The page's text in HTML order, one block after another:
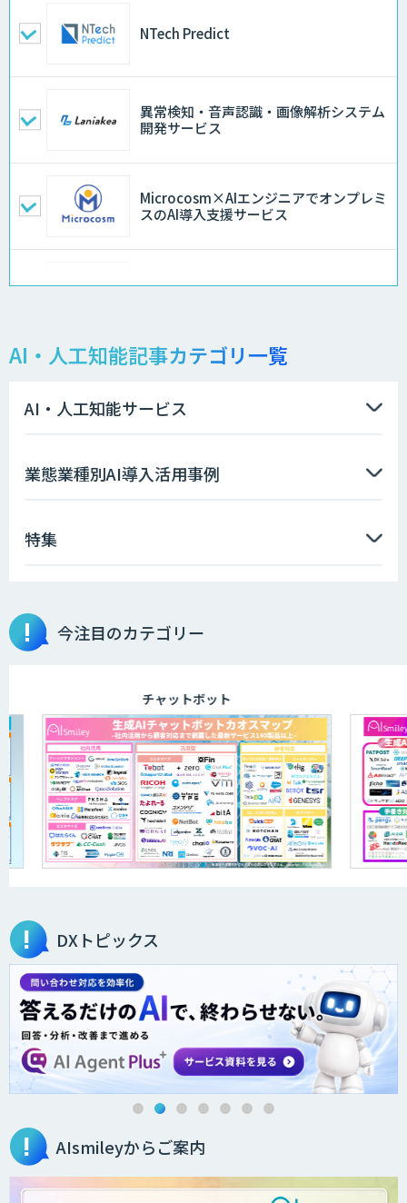
NTech Predict
異常検知・音声認識・画像解析システム
開発サービス
Microcosm×AIエンジニアでオンプレミ
スのAI導入支援サービス
Teachme Biz
製造業特化型オーダーメイドAI開発（知
異常検知AI
manebi eラーニング
TDSEEye
SAT
アラヤの生成AI開発支援
アラヤのオーダーメイド型AI開発
ノウハウが必要な受注業務をAIエージェ
ントが自動処理します 『Knowfa（ノウ
AI・人工知能記事カテゴリ一覧
AI・人工知能サービス
業態業種別AI導入活用事例
特集
今注目のカテゴリー
チャットボット
DXトピックス
AIsmileyからご案内